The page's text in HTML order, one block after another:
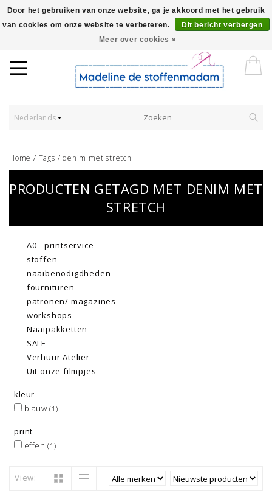
Worldwide Shipping - Onze stoffen worden verkocht per 10 cm.
Nederlands
Home / Tags /denim met stretch
PRODUCTEN GETAGD MET DENIM MET
STRETCH
A0 - printservice
stoffen
naaibenodigdheden
fournituren
patronen/ magazines
workshops
Naaipakketten
SALE
Verhuur Atelier
Uit onze filmpjes
kleur
blauw(1)
print
effen(1)
View:
Door het gebruiken van onze website, ga je akkoord met het gebruik
van cookies om onze website te verbeteren.
Dit bericht verbergen
Meer over cookies »